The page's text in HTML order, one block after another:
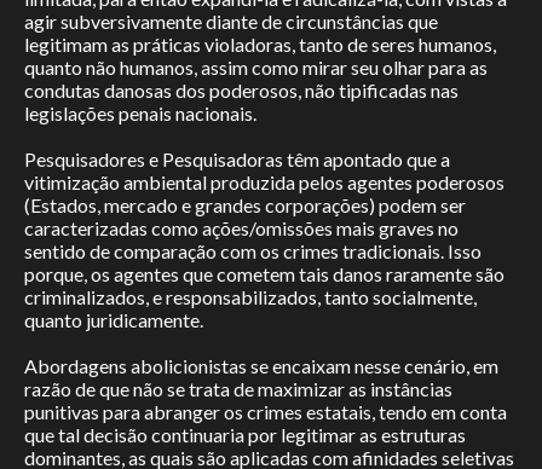
agir subversivamente diante de circunstâncias que
legitimam as práticas violadoras, tanto de seres humanos,
quanto não humanos, assim como mirar seu olhar para as
condutas danosas dos poderosos, não tipificadas nas
legislações penais nacionais.
Pesquisadores e Pesquisadoras têm apontado que a
vitimização ambiental produzida pelos agentes poderosos
(Estados, mercado e grandes corporações) podem ser
caracterizadas como ações/omissões mais graves no
sentido de comparação com os crimes tradicionais. Isso
porque, os agentes que cometem tais danos raramente são
criminalizados, e responsabilizados, tanto socialmente,
quanto juridicamente.
Abordagens abolicionistas se encaixam nesse cenário, em
razão de que não se trata de maximizar as instâncias
punitivas para abranger os crimes estatais, tendo em conta
que tal decisão continuaria por legitimar as estruturas
dominantes, as quais são aplicadas com afinidades seletivas